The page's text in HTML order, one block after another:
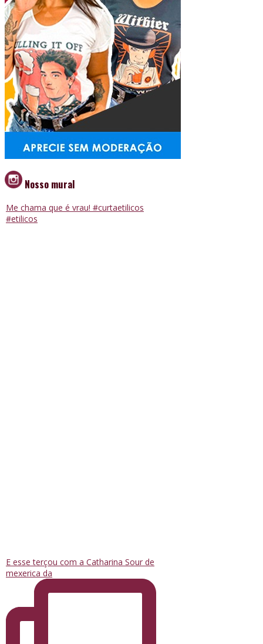
Nosso mural
Me chama que é vrau! #curtaetilicos
#etilicos
E esse terçou com a Catharina Sour de
mexerica da